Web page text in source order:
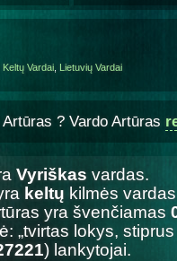
Keltų Vardai Lietuvių Vardai
? Vardo Artūras
Vyriškas vardas.
keltų kilmės
yra švenčiamas
„tvirtas lokys,
) lankytojai.